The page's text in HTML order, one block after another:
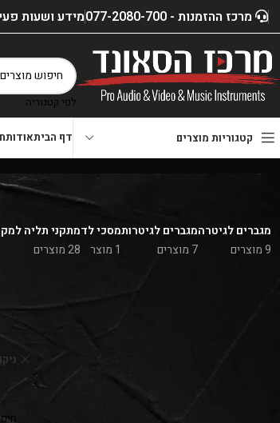
מרכז ההזמנות - 077-2080-700 מידע ושעות
לפי קטגוריה
קטגוריות מוצרים דף הביתאודות
מגברים לגיטרה
9 מוצרים
מגברים לגיטרות
7 מוצרים
מסכי לד
1 מוצר
מתקני תליה
28 מוצרים
(2)
לא